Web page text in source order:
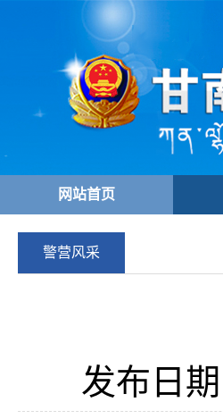
网站首页
警营风采
发布日